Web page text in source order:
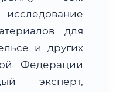
ФИС ФРДО
и просмотра
для
и других
Федерации
эксперт,